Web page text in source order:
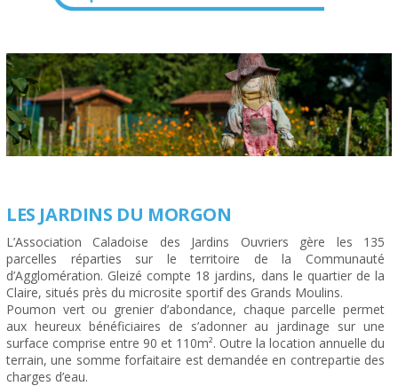
LES JARDINS DU MORGON
L’Association Caladoise des Jardins Ouvriers gère les 135
parcelles réparties sur le territoire de la Communauté
d’Agglomération. Gleizé compte 18 jardins, dans le quartier de la
Claire, situés près du microsite sportif des Grands Moulins.
Poumon vert ou grenier d’abondance, chaque parcelle permet
aux heureux bénéficiaires de s’adonner au jardinage sur une
surface comprise entre 90 et 110m². Outre la location annuelle du
terrain, une somme forfaitaire est demandée en contrepartie des
charges d’eau.